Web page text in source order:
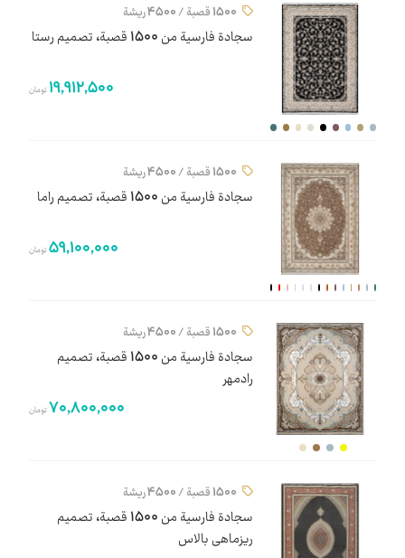
1500 قصبة / 4500 ريشة
سجادة فارسية من 1500 قصبة، تصميم رستا
19,912,500 تومان
1500 قصبة / 4500 ريشة
سجادة فارسية من 1500 قصبة، تصميم راما
59,100,000تومان
1500 قصبة / 4500 ريشة
سجادة فارسية من 1500 قصبة، تصميم
رادمهر
70,800,000تومان
1500 قصبة / 4500 ريشة
سجادة فارسية من 1500 قصبة، تصميم
ریزماهی بالاس